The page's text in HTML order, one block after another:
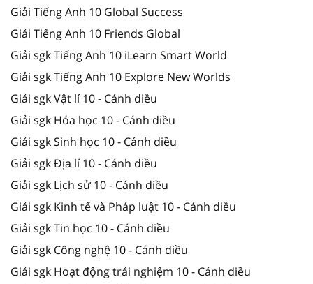
Giải Tiếng Anh 10 Global Success
Giải Tiếng Anh 10 Friends Global
Giải sgk Tiếng Anh 10 iLearn Smart World
Giải sgk Tiếng Anh 10 Explore New Worlds
Giải sgk Vật lí 10 - Cánh diều
Giải sgk Hóa học 10 - Cánh diều
Giải sgk Sinh học 10 - Cánh diều
Giải sgk Địa lí 10 - Cánh diều
Giải sgk Lịch sử 10 - Cánh diều
Giải sgk Kinh tế và Pháp luật 10 - Cánh diều
Giải sgk Tin học 10 - Cánh diều
Giải sgk Công nghệ 10 - Cánh diều
Giải sgk Hoạt động trải nghiệm 10 - Cánh diều